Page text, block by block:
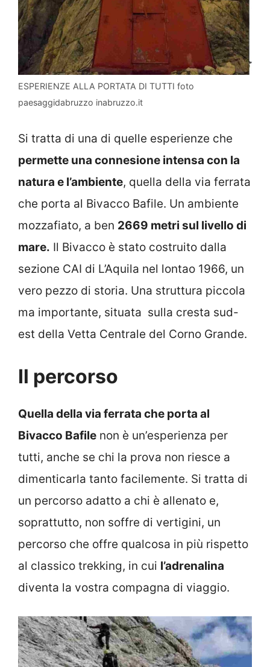
ESPERIENZE ALLA PORTATA DI TUTTI foto
paesaggidabruzzo inabruzzo.it
Si tratta di una di quelle esperienze che
permette una connesione intensa con la
natura e l’ambiente, quella della via ferrata
che porta al Bivacco Bafile. Un ambiente
mozzafiato, a ben 2669 metri sul livello di
mare. Il Bivacco è stato costruito dalla
sezione CAI di L’Aquila nel lontao 1966, un
vero pezzo di storia. Una struttura piccola
ma importante, situata sulla cresta sud-
est della Vetta Centrale del Corno Grande.
Il percorso
Quella della via ferrata che porta al
Bivacco Bafile non è un’esperienza per
tutti, anche se chi la prova non riesce a
dimenticarla tanto facilemente. Si tratta di
un percorso adatto a chi è allenato e,
soprattutto, non soffre di vertigini, un
percorso che offre qualcosa in più rispetto
al classico trekking, in cui l’adrenalina
diventa la vostra compagna di viaggio.